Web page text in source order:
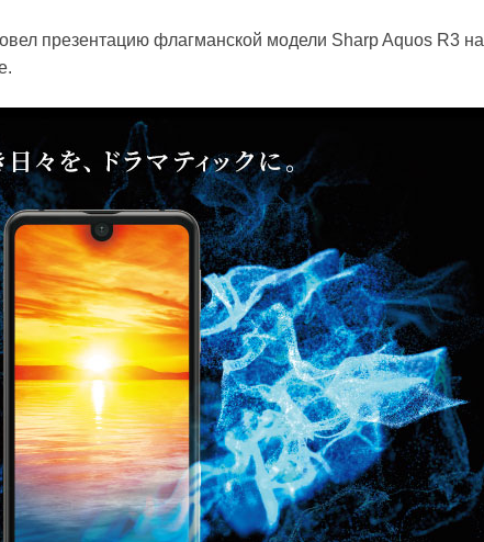
презентацию флагманской модели Sharp Aquos R3 на